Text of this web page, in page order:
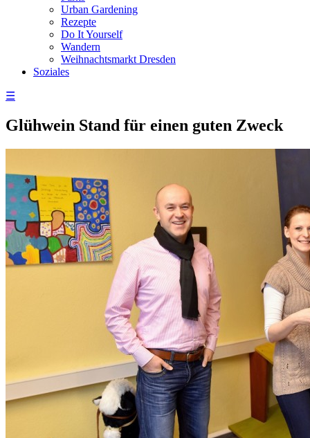
Urban Gardening
Rezepte
Do It Yourself
Wandern
Weihnachtsmarkt Dresden
Soziales
☰
Glühwein Stand für einen guten Zweck